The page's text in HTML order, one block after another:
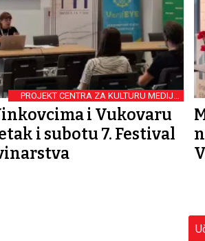
PROJEKT CENTRA ZA KULTURU MEDIJA
IZ VINKOVACA
i Vukovaru
i subotu 7. Festival